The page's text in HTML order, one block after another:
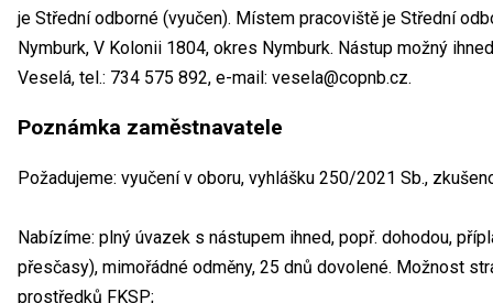
je Střední odborné (vyučen). Místem pracoviště je Střední
Nymburk, V Kolonii 1804, okres Nymburk. Nástup možný
Veselá, tel.: 734 575 892, e-mail: vesela@copnb.cz.
Poznámka zaměstnavatele
Požadujeme: vyučení v oboru, vyhlášku 250/2021 Sb.,
Nabízíme: plný úvazek s nástupem ihned, popř. dohodou,
přesčasy), mimořádné odměny, 25 dnů dovolené. Možnost
prostředků FKSP;